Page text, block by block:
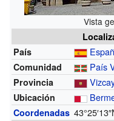
Vista
País
Comunidad País
Provincia
Ubicación
Coordenadas